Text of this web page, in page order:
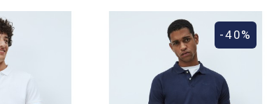
-40%